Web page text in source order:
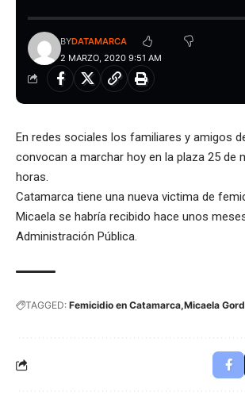
2 MARZO, 2020 9:51 AM
BYDATAMARCA
En redes sociales los familiares y amigos
convocan a marchar hoy en la plaza 25 de
horas.
Catamarca tiene una nueva victima de
Micaela se habría recibido hace unos
Administración Pública.
TAGGED: Femicidio en Catamarca Micaela